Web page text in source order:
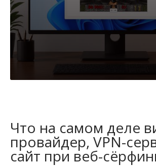
Что на самом деле
провайдер, VPN-
сайт при веб-